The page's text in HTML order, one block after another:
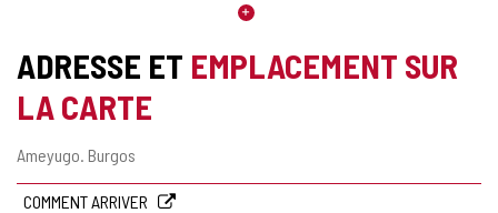
ADRESSE ET EMPLACEMENT SUR
LA CARTE
Adresse
Ameyugo. Burgos
COMMENT ARRIVER